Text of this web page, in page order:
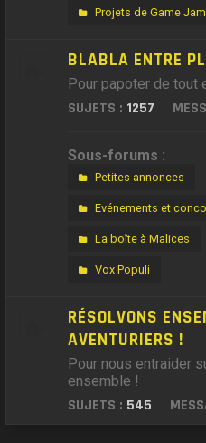
Projets de Game Jam
BLABLA ENTRE
Pour papoter de tout
SUJETS : 1257
Sous-forums :
Petites annonces
Evénements et
La boîte à Malices
Vox Populi
RÉSOLVONS
AVENTURIERS !
Pour nous entraider
ensemble !
SUJETS : 545